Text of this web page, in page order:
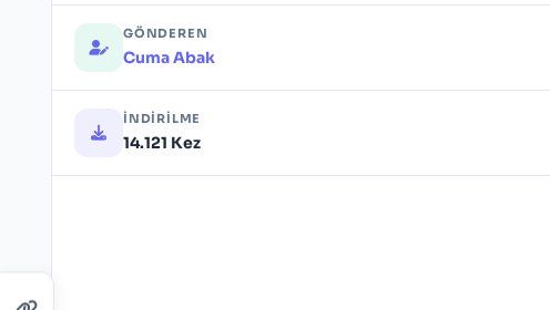
GÖNDEREN
Cuma Abak
İNDIRILME
14.121 Kez